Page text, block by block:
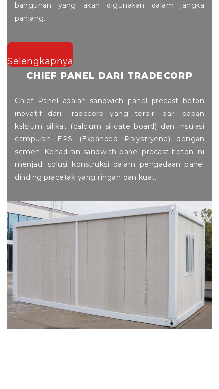
bangunan yang akan digunakan dalam jangka
panjang.
Selengkapnya
CHIEF PANEL DARI TRADECORP
Chief Panel adalah sandwich panel precast beton
inovatif dari Tradecorp yang terdiri dari papan
kalsium silikat (calcium silicate board) dan insulasi
campuran EPS (Expanded Polystryene) dengan
semen. Kehadiran sandwich panel precast beton ini
menjadi solusi konstruksi dalam pengadaan panel
dinding pracetak yang ringan dan kuat.